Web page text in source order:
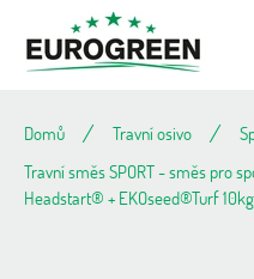
obsah
Domů Travní osivo
Travní směs SPORT - směs pro
Headstart® + EKOseed®Turf 10kg